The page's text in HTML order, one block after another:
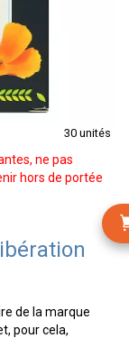
30 unités
ne pas
hors de portée
de la marque
pour cela,